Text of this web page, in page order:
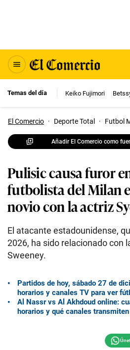
Temas del día Keiko Fujimori
El Comercio · Deporte Total · Futbol
Añadir El Comercio como
Pulisic causa furor
futbolista del Milan
novio con la actriz
El atacante estadounidense,
2026, ha sido relacionado con
Sweeney.
Partidos de hoy, sábado 27 de
horarios y canales TV para ver
Al Nassr vs Al Akhdoud online:
horarios y qué canales